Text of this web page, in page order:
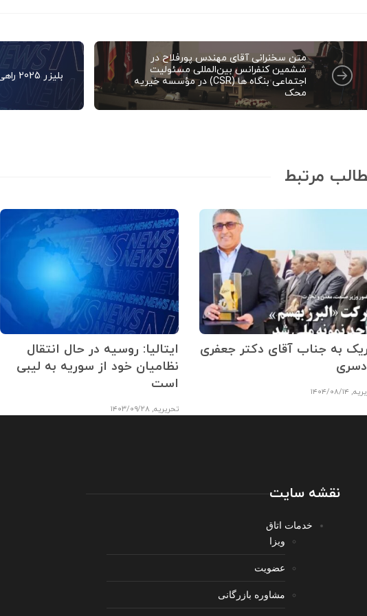
بلیزر 2025 راهی بازار شد
متن سخنرانی آقای مهندس پورفلاح در
ششمین کنفرانس بین‌المللی مسئولیت
اجتماعی بنگاه ها (CSR) در مؤسسه خیریه
محک
مرتبط
ایتالیا: روسیه در حال انتقال
نظامیان خود از سوریه به لیبی
است
تحریریه,۱۴۰۳/۰۹/۲۸
به جناب آقای دکتر جعفری
,۱۴۰۴/۰۸/۱۴
نقشه سایت
خدمات اتاق
ویزا
عضویت
مشاوره بازرگانی